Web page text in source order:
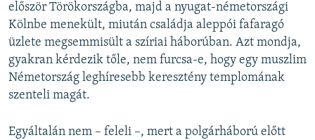
először Törökországba, majd a nyugat-németországi
Kölnbe menekült, miután családja aleppói fafaragó
üzlete megsemmisült a szíriai háborúban. Azt mondja,
gyakran kérdezik tőle, nem furcsa-e, hogy egy muszlim
Németország leghíresebb keresztény templomának
szenteli magát.
Egyáltalán nem – feleli –, mert a polgárháború előtt